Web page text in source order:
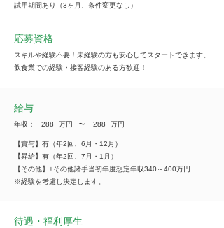
試用期間あり（3ヶ月、条件変更なし）
応募資格
スキルや経験不要！未経験の方も安心してスタートできます。
飲食業での経験・接客経験のある方歓迎！
給与
年収： 288 万円 ​〜 288 万円
【賞与】有（年2回、6月・12月）
【昇給】有（年2回、7月・1月）
【その他】+その他諸手当初年度想定年収340～400万円
※経験を考慮し決定します。
待遇・福利厚生